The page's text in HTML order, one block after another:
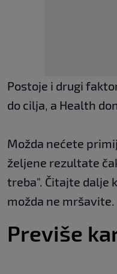
Postoje i drugi
do cilja, a Health
Možda nećete
željene rezultate
treba". Čitajte dalje
možda ne mršavite.
Previše